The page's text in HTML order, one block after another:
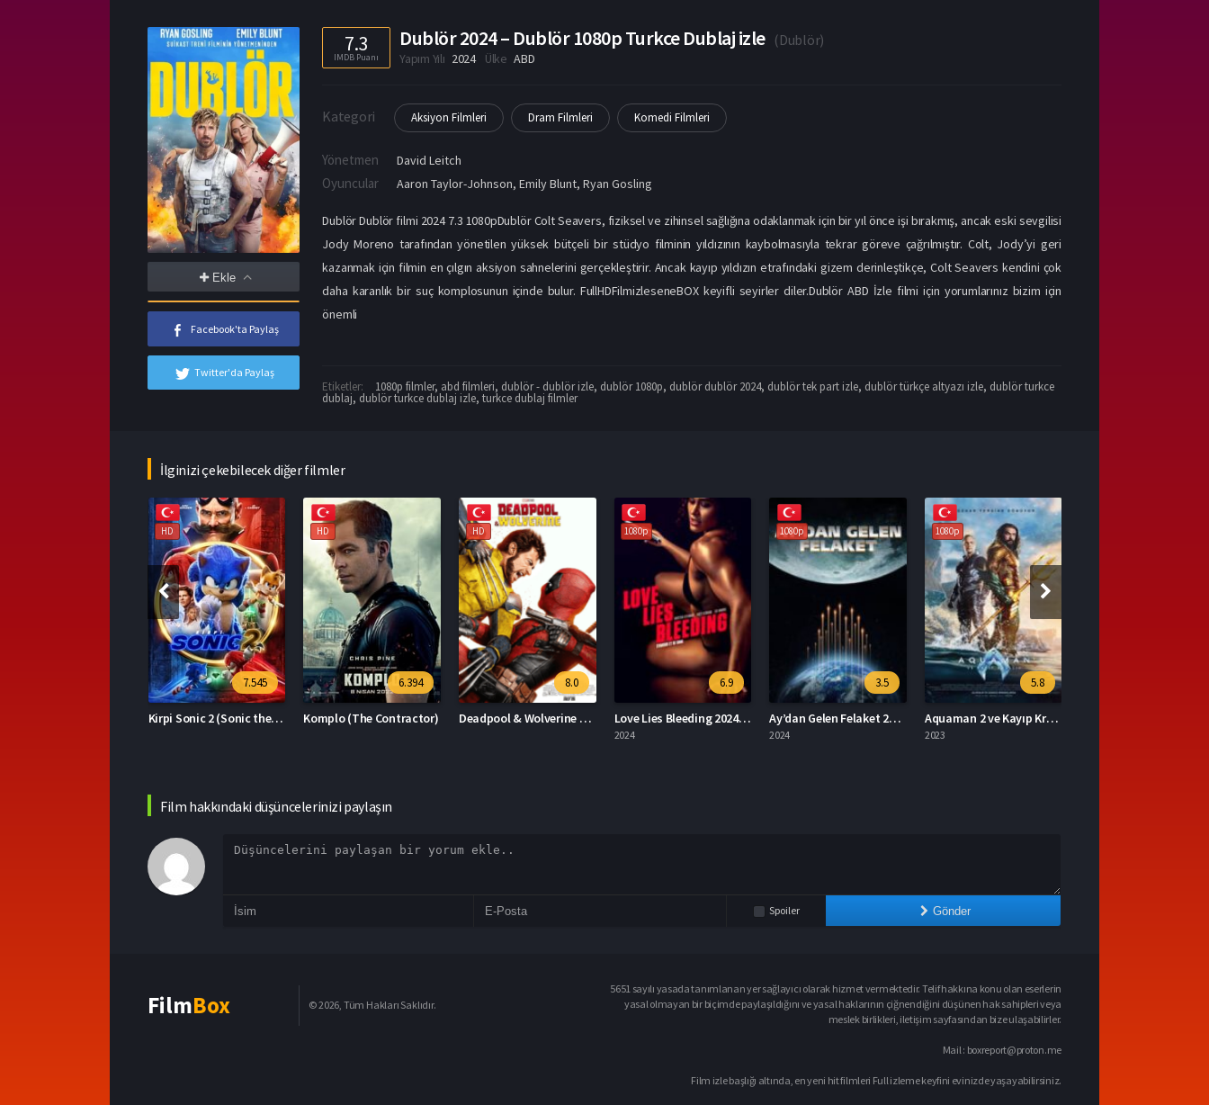
Ekle
Facebook'ta Paylaş
Twitter'da Paylaş
7.3
IMDB Puanı
Dublör 2024 – Dublör 1080p Turkce Dublaj izle (Dublör)
Yapım Yılı 2024 Ülke ABD
Kategori Aksiyon Filmleri Dram Filmleri Komedi Filmleri
Yönetmen David Leitch
Oyuncular Aaron Taylor-Johnson,Emily Blunt,Ryan Gosling
Dublör Dublör filmi 2024 7.3 1080pDublör Colt Seavers, fiziksel ve zihinsel sağlığına odaklanmak için bir yıl önce işi bırakmış, ancak eski sevgilisi
Jody Moreno tarafından yönetilen yüksek bütçeli bir stüdyo filminin yıldızının kaybolmasıyla tekrar göreve çağrılmıştır. Colt, Jody’yi geri
kazanmak için filmin en çılgın aksiyon sahnelerini gerçekleştirir. Ancak kayıp yıldızın etrafındaki gizem derinleştikçe, Colt Seavers kendini çok
daha karanlık bir suç komplosunun içinde bulur. FullHDFilmizleseneBOX keyifli seyirler diler.Dublör ABD İzle filmi için yorumlarınız bizim için
önemli
Etiketler: 1080p filmler, abd filmleri, dublör - dublör izle, dublör 1080p, dublör dublör 2024, dublör tek part izle, dublör türkçe altyazı izle, dublör turkce
dublaj, dublör turkce dublaj izle,turkce dublaj filmler
İlginizi çekebilecek diğer filmler
HD
6.394
Komplo (The Contractor)
HD
8.0
Deadpool & Wolverine Deadpool 3
1080p
6.9
Love Lies Bleeding 2024 – Aşk Kanayan Yalanlardır 1080p Turkce Dublaj izle
1080p
3.5
Ay’dan Gelen Felaket 2024 – Ay’dan Gelen Felaket 1080p Turkce Dublaj izle
2024
1080p
5.8
Aquaman 2 ve Kayıp Krallık 2023 – Aquaman 2 ve Kayıp Krallık 1080p Turkce Dublaj izle
2023
1080p
7
Mavka Ormanın Şarkısı 2023 – Yerli Film 1080p Turkce Dublaj izle
2023
Film hakkındaki düşüncelerinizi paylaşın
Spoiler Gönder
FilmBox © 2026, Tüm Hakları Saklıdır.
5651 sayılı yasada tanımlanan yer sağlayıcı olarak hizmet vermektedir. Telif hakkına konu olan eserlerin
yasal olmayan bir biçimde paylaşıldığını ve yasal haklarının çiğnendiğini düşünen hak sahipleri veya
meslek birlikleri, iletişim sayfasından bize ulaşabilirler.
Mail : boxreport@proton.me
Film izle başlığı altında, en yeni hit filmleri Full izleme keyfini evinizde yaşayabilirsiniz.